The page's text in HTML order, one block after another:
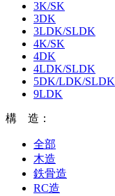
3K/SK
3DK
3LDK/SLDK
4K/SK
4DK
4LDK/SLDK
5DK/LDK/SLDK
9LDK
構 造：
全部
木造
鉄骨造
RC造